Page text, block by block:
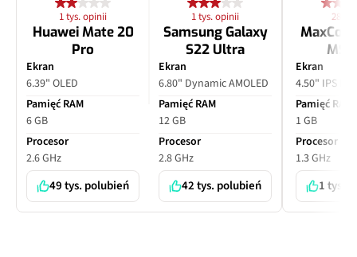
1 tys. opinii
Huawei Mate 20
Pro
Ekran
6.39" OLED
Pamięć RAM
6 GB
Procesor
2.6 GHz
49 tys. polubień
1 tys. opinii
Samsung Galaxy
S22 Ultra
Ekran
6.80" Dynamic AMOLED
Pamięć RAM
12 GB
Procesor
2.8 GHz
42 tys. polubień
28
Ekran
4.50" IPS
Pamięć RAM
1 GB
Procesor
1.3 GHz
1 tys.